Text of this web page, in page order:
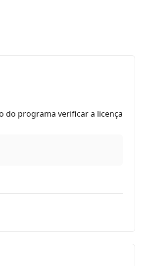
do programa verificar a licença